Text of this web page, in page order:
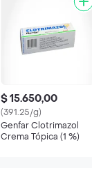
$ 15.650,00
(391.25/g)
Genfar Clotrimazol
Crema Tópica (1 %)